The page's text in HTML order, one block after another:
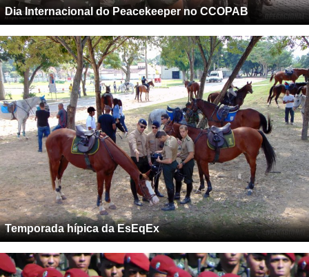
Dia Internacional do Peacekeeper no CCOPAB
Temporada hípica da EsEqEx